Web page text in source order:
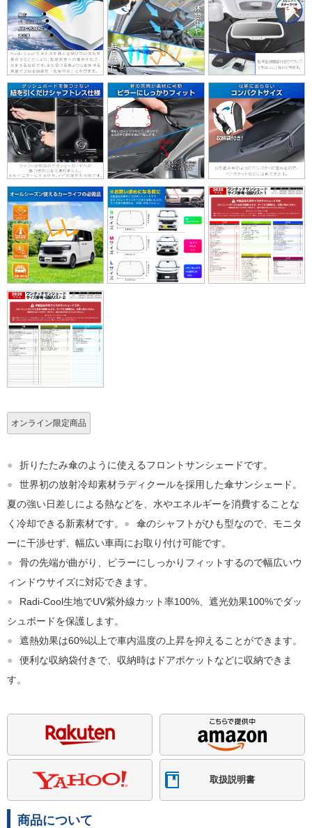
オンライン限定商品
●
折りたたみ傘のように使えるフロントサンシェードです。
●
世界初の放射冷却素材ラディクールを採用した傘サンシェード。
夏の強い日差しによる熱などを、水やエネルギーを消費することな
く冷却できる新素材です。 ●
傘のシャフトがひも型なので、モニタ
ーに干渉せず、幅広い車両にお取り付け可能です。
●
骨の先端が曲がり、ピラーにしっかりフィットするので幅広いウ
ィンドウサイズに対応できます。
●
Radi-Cool生地でUV紫外線カット率100%、遮光効果100%でダッ
シュボードを保護します。
●
遮熱効果は60%以上で車内温度の上昇を抑えることができます。
●
便利な収納袋付きで、収納時はドアポケットなどに収納できま
す。
取扱説明書
商品について